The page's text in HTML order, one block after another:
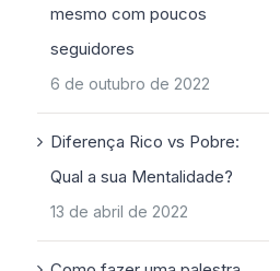
mesmo com poucos
seguidores
6 de outubro de 2022
Diferença Rico vs Pobre:
Qual a sua Mentalidade?
13 de abril de 2022